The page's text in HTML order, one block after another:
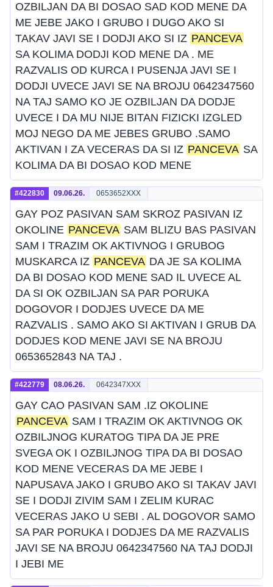
OZBILJAN DA BI DOSAO SAD KOD MENE DA
ME JEBE JAKO I GRUBO I DUGO AKO SI
TAKAV JAVI SE I DODJI AKO SI IZ PANCEVA
SA KOLIMA DODJI KOD MENE DA . ME
RAZVALIS OD KURCA I PUSENJA JAVI SE I
DODJI UVECE JAVI SE NA BROJU 0642347560
NA TAJ SAMO KO JE OZBILJAN DA DODJE
UVECE I DA MU NIJE BITAN FIZICKI IZGLED
MOJ NEGO DA ME JEBES GRUBO .SAMO
AKTIVAN I ZA VECERAS DA SI IZ PANCEVA SA
KOLIMA DA BI DOSAO KOD MENE
#422830 09.06.26. 0653652XXX
GAY POZ PASIVAN SAM SKROZ PASIVAN IZ
OKOLINE PANCEVA SAM BLIZU BAS PASIVAN
SAM I TRAZIM OK AKTIVNOG I GRUBOG
MUSKARCA IZ PANCEVA DA JE SA KOLIMA
DA BI DOSAO KOD MENE SAD IL UVECE AL
DA SI OK OZBILJAN SA PAR PORUKA
DOGOVOR I DODJES UVECE DA ME
RAZVALIS . SAMO AKO SI AKTIVAN I GRUB DA
DODJES KOD MENE JAVI SE NA BROJU
0653652843 NA TAJ .
#422779 08.06.26. 0642347XXX
GAY CAO PASIVAN SAM .IZ OKOLINE
PANCEVA SAM I TRAZIM OK AKTIVNOG OK
OZBILJNOG KURATOG TIPA DA JE PRE
SVEGA OK I OZBILJNOG TIPA DA BI DOSAO
KOD MENE VECERAS DA ME JEBE I
NAPUSAVA JAKO I GRUBO AKO SI TAKAV JAVI
SE I DODJI ZIVIM SAM I ZELIM KURAC
VECERAS JAKO U SEBI . AL DOGOVOR SAMO
SA PAR PORUKA I DODJES DA ME RAZVALIS
JAVI SE NA BROJU 0642347560 NA TAJ DODJI
I JEBI ME